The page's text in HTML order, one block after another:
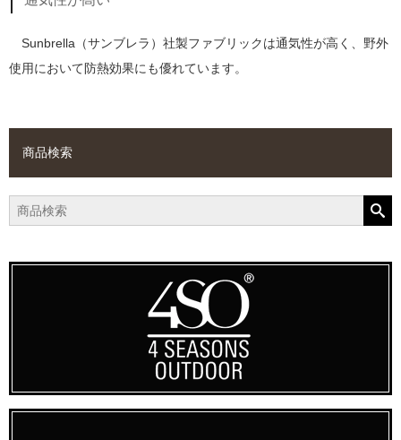
Sunbrella（サンブレラ）社製ファブリックは通気性が高く、野外
使用において防熱効果にも優れています。
商品検索